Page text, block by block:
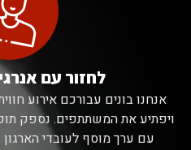
לחזור עם
אנחנו בונים עבורכם אירוע
ויפתיע את המשתתפים. נספק תוכן
עם ערך מוסף לעובדי הארגון